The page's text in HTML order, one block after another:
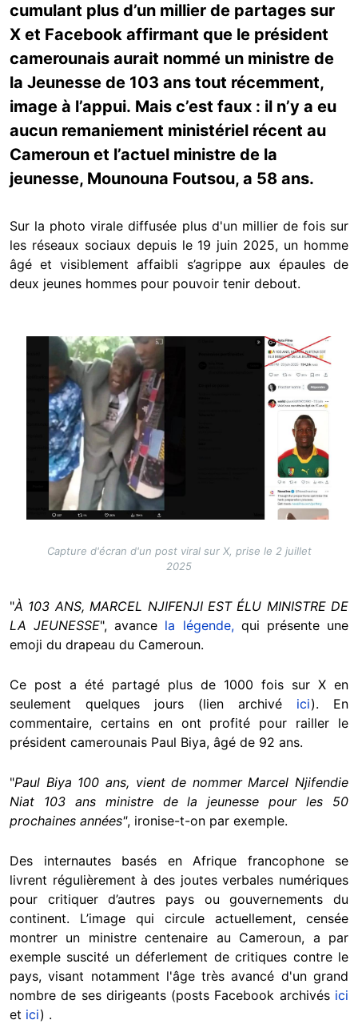
cumulant plus d’un millier de partages sur
X et Facebook affirmant que le président
camerounais aurait nommé un ministre de
la Jeunesse de 103 ans tout récemment,
image à l’appui. Mais c’est faux : il n’y a eu
aucun remaniement ministériel récent au
Cameroun et l’actuel ministre de la
jeunesse, Mounouna Foutsou, a 58 ans.
Sur la photo virale diffusée plus d'un millier de fois sur
les réseaux sociaux depuis le 19 juin 2025, un homme
âgé et visiblement affaibli s’agrippe aux épaules de
deux jeunes hommes pour pouvoir tenir debout.
Capture d'écran d'un post viral sur X, prise le 2 juillet
2025
"À 103 ANS, MARCEL NJIFENJI EST ÉLU MINISTRE DE
LA JEUNESSE", avance la légende, qui présente une
emoji du drapeau du Cameroun.
Ce post a été partagé plus de 1000 fois sur X en
seulement quelques jours (lien archivé ici). En
commentaire, certains en ont profité pour railler le
président camerounais Paul Biya, âgé de 92 ans.
"Paul Biya 100 ans, vient de nommer Marcel Njifendie
Niat 103 ans ministre de la jeunesse pour les 50
prochaines années", ironise-t-on par exemple.
Des internautes basés en Afrique francophone se
livrent régulièrement à des joutes verbales numériques
pour critiquer d’autres pays ou gouvernements du
continent. L’image qui circule actuellement, censée
montrer un ministre centenaire au Cameroun, a par
exemple suscité un déferlement de critiques contre le
pays, visant notamment l'âge très avancé d'un grand
nombre de ses dirigeants (posts Facebook archivés ici
et ici) .